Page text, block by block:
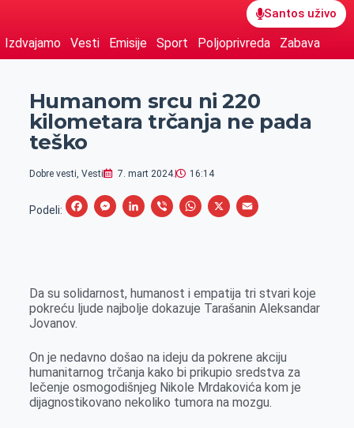
Santos uživo
Izdvajamo Vesti Emisije Sport Poljoprivreda Zabava
Humanom srcu ni 220
kilometara trčanja ne pada
teško
Dobre vesti, Vesti 7. mart 2024. 16:14
Podeli:
F
b
o
k
M
e
n
e
r
L
e
d
n
V
r
W
s
A
p
X
E
l
Da su solidarnost, humanost i empatija tri stvari koje
pokreću ljude najbolje dokazuje Tarašanin Aleksandar
Jovanov.
On je nedavno došao na ideju da pokrene akciju
humanitarnog trčanja kako bi prikupio sredstva za
lečenje osmogodišnjeg Nikole Mrdakovića kom je
dijagnostikovano nekoliko tumora na mozgu.